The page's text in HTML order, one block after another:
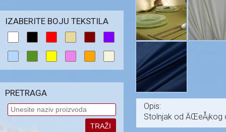
Opis:
Stolnjak od ÄŒeÅ¡kog
IZABERITE BOJU TEKSTILA
PRETRAGA
TRAŽI